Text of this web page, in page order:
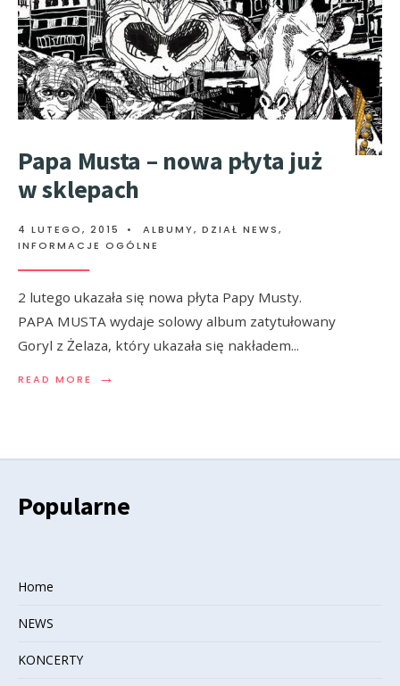
Papa Musta – nowa płyta już
w sklepach
4 LUTEGO, 2015 • ALBUMY, DZIAŁ NEWS,
INFORMACJE OGÓLNE
2 lutego ukazała się nowa płyta Papy Musty.
PAPA MUSTA wydaje solowy album zatytułowany
Goryl z Żelaza, który ukazała się nakładem...
READ MORE →
Popularne
Home
NEWS
KONCERTY